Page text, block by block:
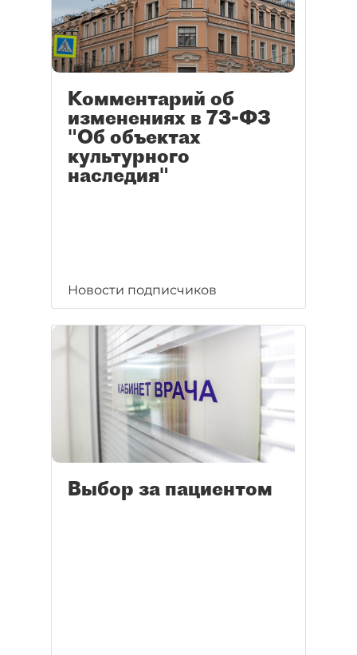
Комментарий об
изменениях в 73-ФЗ
"Об объектах
культурного
наследия"
Новости подписчиков
Выбор за пациентом